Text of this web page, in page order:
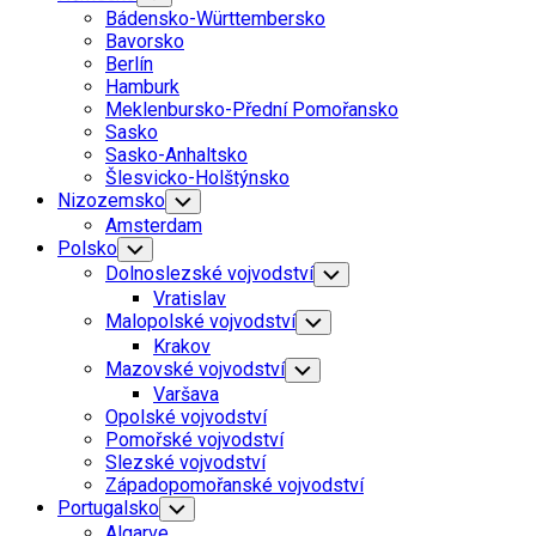
Child
Menu
Bádensko-Württembersko
Bavorsko
Berlín
Hamburk
Meklenbursko-Přední Pomořansko
Sasko
Sasko-Anhaltsko
Šlesvicko-Holštýnsko
Nizozemsko Toggle
Child
Menu
Amsterdam
Polsko Toggle
Child
Menu
Dolnoslezské vojvodství Toggle
Child
Menu
Vratislav
Malopolské vojvodství Toggle
Child
Menu
Krakov
Mazovské vojvodství Toggle
Child
Varšava
Opolské vojvodství
Pomořské vojvodství
Slezské vojvodství
Západopomořanské vojvodství
Portugalsko Toggle
Child